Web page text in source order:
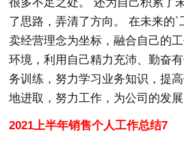
了思路，弄清了方向。 在未来的
卖经营理念为坐标，融合自己的
环境，利用自己精力充沛、勤奋
务训练，努力学习业务知识，提
地进取，努力工作，为公司的发
2021上半年销售个人工作总结7